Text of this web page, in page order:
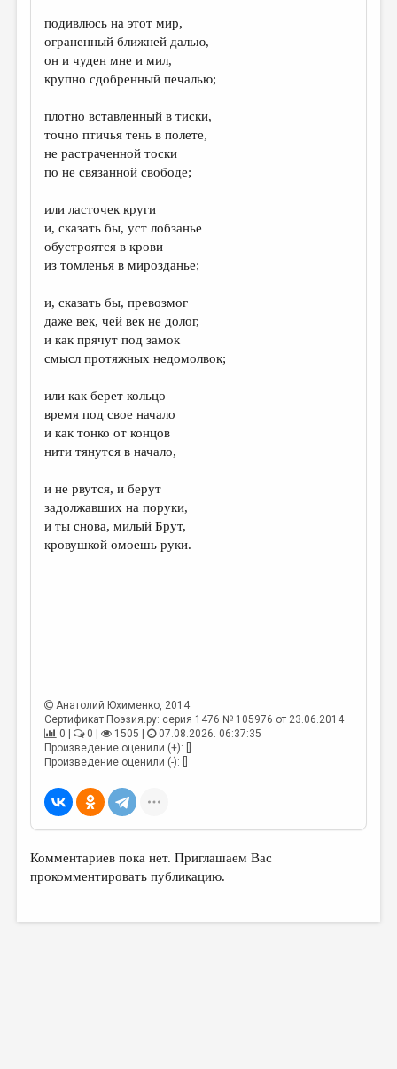
РЕЦЕНЗИРОВАНИЕ
ЦИКЛЫ ПУБЛИКАЦИЙ
МЕДИА
ВКОНТАКТЕ
подивлюсь на этот мир,
ограненный ближней далью,
он и чуден мне и мил,
крупно сдобренный печалью;
плотно вставленный в тиски,
точно птичья тень в полете,
не растраченной тоски
по не связанной свободе;
или ласточек круги
и, сказать бы, уст лобзанье
обустроятся в крови
из томленья в мирозданье;
и, сказать бы, превозмог
даже век, чей век не долог,
и как прячут под замок
смысл протяжных недомолвок;
или как берет кольцо
время под свое начало
и как тонко от концов
нити тянутся в начало,
и не рвутся, и берут
задолжавших на поруки,
и ты снова, милый Брут,
кровушкой омоешь руки.
Анатолий Юхименко, 2014
Сертификат Поэзия.ру: серия 1476 № 105976 от 23.06.2014
0 |
0 | 1505 |
07.08.2026. 06:37:35
Произведение оценили (+): []
Произведение оценили (-): []
Комментариев пока нет. Приглашаем Вас
прокомментировать публикацию.